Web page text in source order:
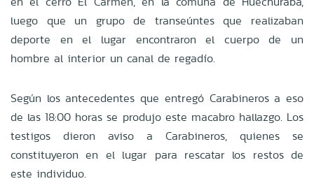
luego que un grupo de transeúntes que realizaban
deporte en el lugar encontraron el cuerpo de un
hombre al interior un canal de regadío.
Según los antecedentes que entregó Carabineros a eso
de las 18:00 horas se produjo este macabro hallazgo. Los
testigos dieron aviso a Carabineros, quienes se
constituyeron en el lugar para rescatar los restos de
este individuo.